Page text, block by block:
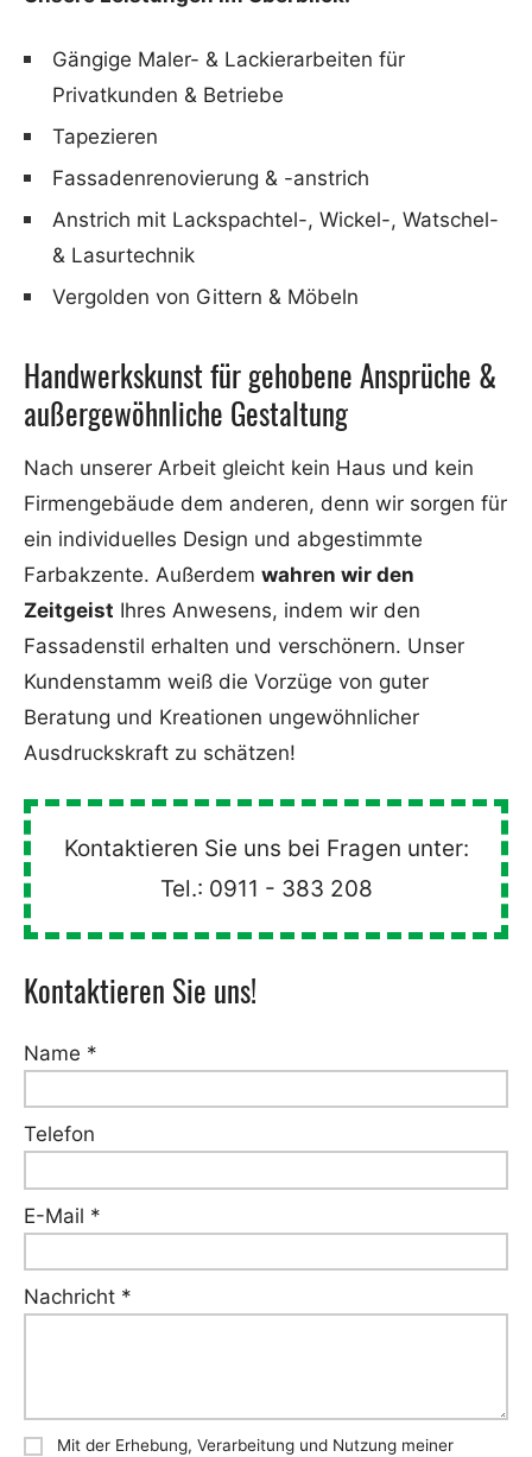
Gängige Maler- & Lackierarbeiten für
Privatkunden & Betriebe
Tapezieren
Fassadenrenovierung & -anstrich
Anstrich mit Lackspachtel-, Wickel-, Watschel-
& Lasurtechnik
Vergolden von Gittern & Möbeln
Handwerkskunst für gehobene Ansprüche &
außergewöhnliche Gestaltung
Nach unserer Arbeit gleicht kein Haus und kein
Firmengebäude dem anderen, denn wir sorgen für
ein individuelles Design und abgestimmte
Farbakzente. Außerdem wahren wir den
Zeitgeist Ihres Anwesens, indem wir den
Fassadenstil erhalten und verschönern. Unser
Kundenstamm weiß die Vorzüge von guter
Beratung und Kreationen ungewöhnlicher
Ausdruckskraft zu schätzen!
Kontaktieren Sie uns bei Fragen unter:
Tel.: 0911 - 383 208
Kontaktieren Sie uns!
Name *
Telefon
E-Mail *
Nachricht *
Mit der Erhebung, Verarbeitung und Nutzung meiner